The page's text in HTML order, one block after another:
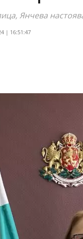
Янчева
| 16:51:47